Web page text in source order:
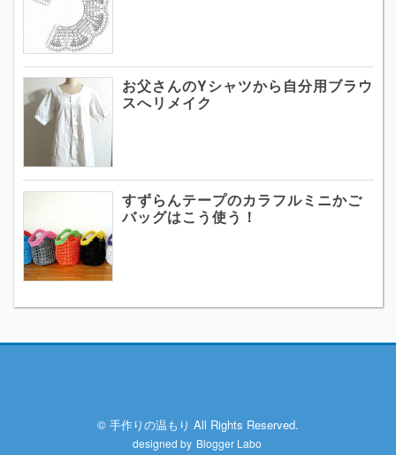
お父さんのYシャツから自分用ブラウ
スへリメイク
すずらんテープのカラフルミニかご
バッグはこう使う！
© 手作りの温もり All Rights Reserved.
designed by Blogger Labo